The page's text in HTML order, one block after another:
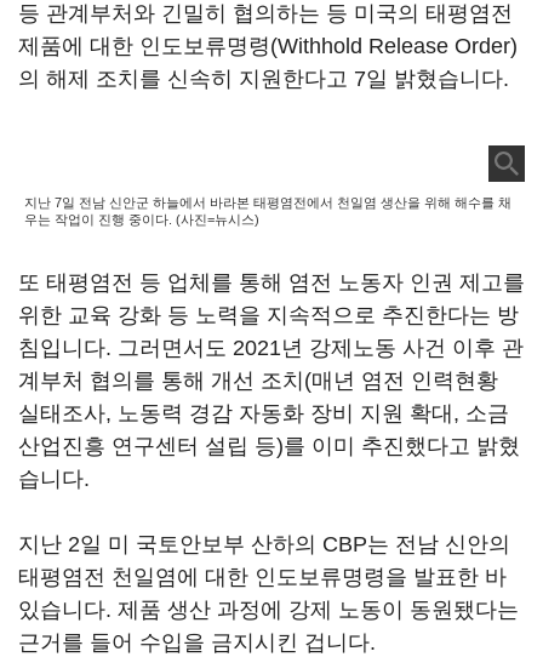
등 관계부처와 긴밀히 협의하는 등 미국의 태평염전
제품에 대한 인도보류명령(Withhold Release Order)
의 해제 조치를 신속히 지원한다고 7일 밝혔습니다.
지난 7일 전남 신안군 하늘에서 바라본 태평염전에서 천일염 생산을 위해 해수를 채
우는 작업이 진행 중이다. (사진=뉴시스)
또 태평염전 등 업체를 통해 염전 노동자 인권 제고를
위한 교육 강화 등 노력을 지속적으로 추진한다는 방
침입니다. 그러면서도 2021년 강제노동 사건 이후 관
계부처 협의를 통해 개선 조치(매년 염전 인력현황
실태조사, 노동력 경감 자동화 장비 지원 확대, 소금
산업진흥 연구센터 설립 등)를 이미 추진했다고 밝혔
습니다.
지난 2일 미 국토안보부 산하의 CBP는 전남 신안의
태평염전 천일염에 대한 인도보류명령을 발표한 바
있습니다. 제품 생산 과정에 강제 노동이 동원됐다는
근거를 들어 수입을 금지시킨 겁니다.